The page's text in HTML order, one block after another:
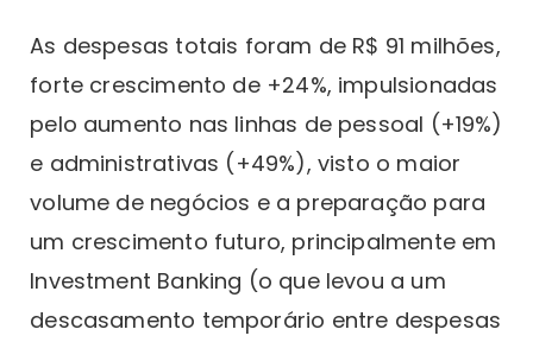
As despesas totais foram de R$ 91 milhões,
forte crescimento de +24%, impulsionadas
pelo aumento nas linhas de pessoal (+19%)
e administrativas (+49%), visto o maior
volume de negócios e a preparação para
um crescimento futuro, principalmente em
Investment Banking (o que levou a um
descasamento temporário entre despesas